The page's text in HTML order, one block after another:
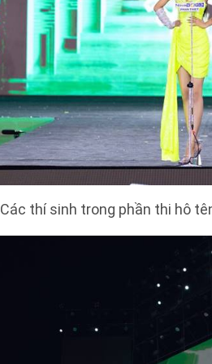
Các thí sinh trong phần thi hô